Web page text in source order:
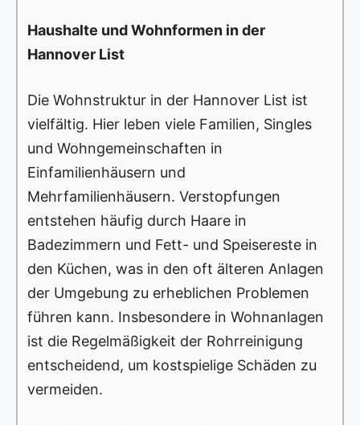
Haushalte und Wohnformen in der
Hannover List
Die Wohnstruktur in der Hannover List ist
vielfältig. Hier leben viele Familien, Singles
und Wohngemeinschaften in
Einfamilienhäusern und
Mehrfamilienhäusern. Verstopfungen
entstehen häufig durch Haare in
Badezimmern und Fett- und Speisereste in
den Küchen, was in den oft älteren Anlagen
der Umgebung zu erheblichen Problemen
führen kann. Insbesondere in Wohnanlagen
ist die Regelmäßigkeit der Rohrreinigung
entscheidend, um kostspielige Schäden zu
vermeiden.